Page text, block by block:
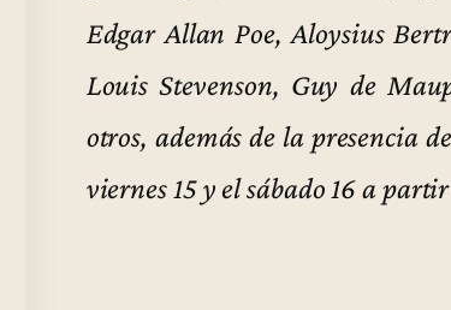
Edgar Allan Poe, Aloysius
Louis Stevenson, Guy de
otros, además de la presencia
viernes 15 y el sábado 16 a